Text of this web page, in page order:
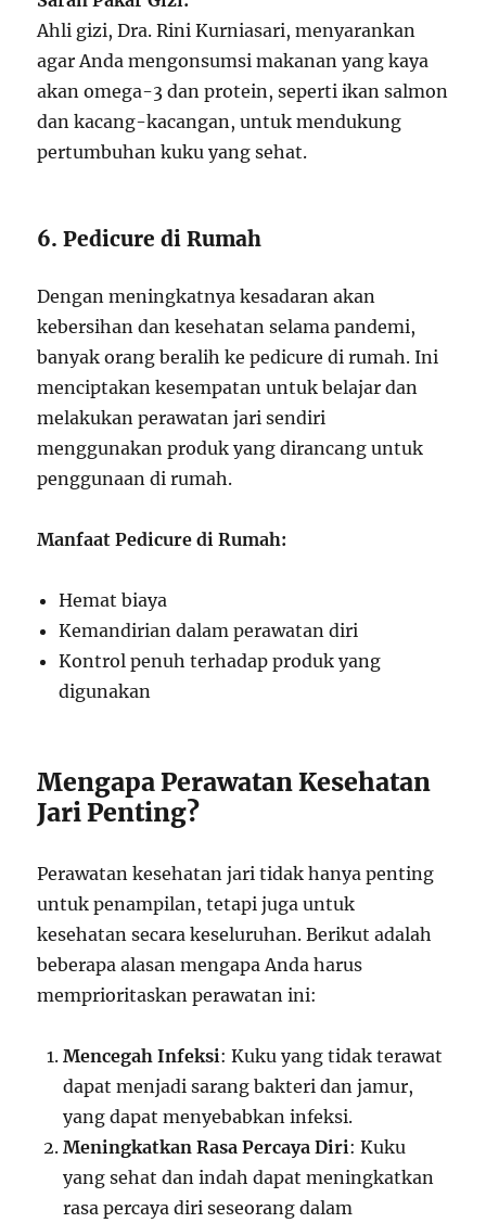
Ahli gizi, Dra. Rini Kurniasari, menyarankan
agar Anda mengonsumsi makanan yang kaya
akan omega-3 dan protein, seperti ikan salmon
dan kacang-kacangan, untuk mendukung
pertumbuhan kuku yang sehat.
6. Pedicure di Rumah
Dengan meningkatnya kesadaran akan
kebersihan dan kesehatan selama pandemi,
banyak orang beralih ke pedicure di rumah. Ini
menciptakan kesempatan untuk belajar dan
melakukan perawatan jari sendiri
menggunakan produk yang dirancang untuk
penggunaan di rumah.
Manfaat Pedicure di Rumah:
Hemat biaya
Kemandirian dalam perawatan diri
Kontrol penuh terhadap produk yang
digunakan
Mengapa Perawatan Kesehatan
Jari Penting?
Perawatan kesehatan jari tidak hanya penting
untuk penampilan, tetapi juga untuk
kesehatan secara keseluruhan. Berikut adalah
beberapa alasan mengapa Anda harus
memprioritaskan perawatan ini:
Mencegah Infeksi: Kuku yang tidak terawat
dapat menjadi sarang bakteri dan jamur,
yang dapat menyebabkan infeksi.
Meningkatkan Rasa Percaya Diri: Kuku
yang sehat dan indah dapat meningkatkan
rasa percaya diri seseorang dalam